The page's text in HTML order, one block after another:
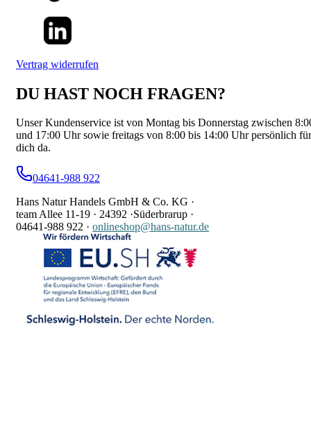
Vertrag widerrufen
DU HAST NOCH FRAGEN?
Unser Kundenservice ist von Montag bis Donnerstag zwischen
und 17:00 Uhr sowie freitags von 8:00 bis 14:00 Uhr persönlich für
dich da.
04641-988 922
Hans Natur Handels GmbH & Co. KG ·
team Allee 11-19 · 24392 ·Süderbrarup ·
04641-988 922 · onlineshop@hans-natur.de